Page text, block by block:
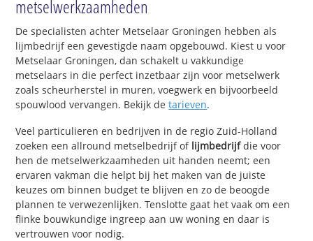
metselwerkzaamheden
De specialisten achter Metselaar Groningen hebben als
lijmbedrijf een gevestigde naam opgebouwd. Kiest u voor
Metselaar Groningen, dan schakelt u vakkundige
metselaars in die perfect inzetbaar zijn voor metselwerk
zoals scheurherstel in muren, voegwerk en bijvoorbeeld
spouwlood vervangen. Bekijk detarieven.
Veel particulieren en bedrijven in de regio Zuid-Holland
zoeken een allround metselbedrijf of lijmbedrijfdie voor
hen de metselwerkzaamheden uit handen neemt; een
ervaren vakman die helpt bij het maken van de juiste
keuzes om binnen budget te blijven en zo de beoogde
plannen te verwezenlijken. Tenslotte gaat het vaak om een
flinke bouwkundige ingreep aan uw woning en daar is
vertrouwen voor nodig.